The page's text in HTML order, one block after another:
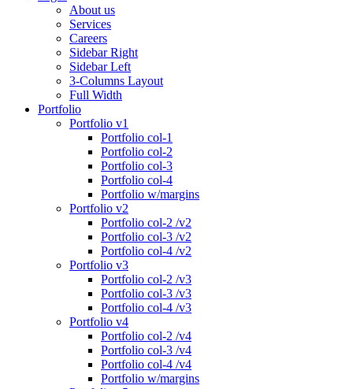
About us
Services
Careers
Sidebar Right
Sidebar Left
3-Columns Layout
Full Width
Portfolio
Portfolio v1
Portfolio col-1
Portfolio col-2
Portfolio col-3
Portfolio col-4
Portfolio w/margins
Portfolio v2
Portfolio col-2 /v2
Portfolio col-3 /v2
Portfolio col-4 /v2
Portfolio v3
Portfolio col-2 /v3
Portfolio col-3 /v3
Portfolio col-4 /v3
Portfolio v4
Portfolio col-2 /v4
Portfolio col-3 /v4
Portfolio col-4 /v4
Portfolio w/margins